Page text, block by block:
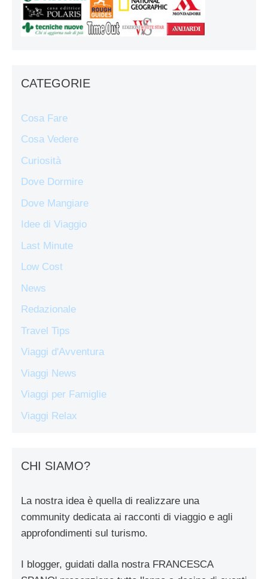
CATEGORIE
Cosa Fare
Cosa Vedere
Curiosità
Dove Dormire
Dove Mangiare
Idee di Viaggio
Last Minute
Low Cost
News
Redazionale
Travel Tips
Viaggi d'Avventura
Viaggi News
Viaggi per Famiglie
Viaggi Relax
CHI SIAMO?
La nostra idea è quella di realizzare una
community dedicata ai racconti di viaggio e agli
approfondimenti sul turismo.
I blogger, guidati dalla nostra FRANCESCA